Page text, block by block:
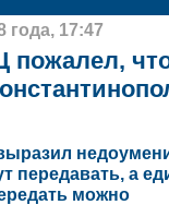
года, 17:47
пожалел,
передавать, а
можно